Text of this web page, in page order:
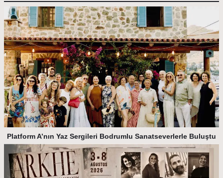
Platform A’nın Yaz Sergileri Bodrumlu Sanatseverlerle Buluştu